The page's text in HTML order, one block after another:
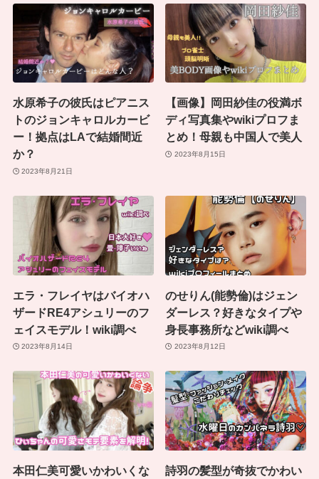
水原希子の彼氏はピアニス
トのジョンキャロルカービ
ー！拠点はLAで結婚間近
か？
2023年8月21日
【画像】岡田紗佳の役満ボ
ディ写真集やwikiプロフま
とめ！母親も中国人で美人
2023年8月15日
エラ・フレイヤはバイオハ
ザードRE4アシュリーのフ
ェイスモデル！wiki調べ
2023年8月14日
のせりん(能勢倫)はジェン
ダーレス？好きなタイプや
身長事務所などwiki調べ
2023年8月12日
本田仁美可愛いかわいくな
詩羽の髪型が奇抜でかわい